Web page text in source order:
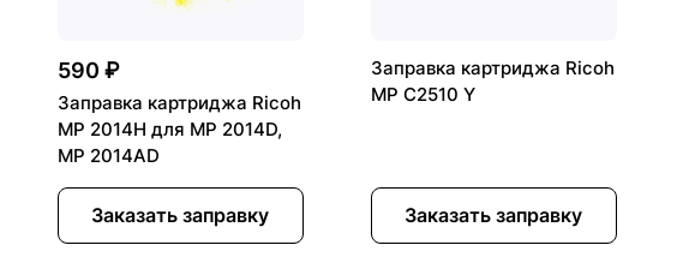
590 ₽
Заправка картриджа Ricoh
MP 2014H для MP 2014D,
MP 2014AD
Заказать заправку
Заправка картриджа Ricoh
MP C2510 Y
Заказать заправку